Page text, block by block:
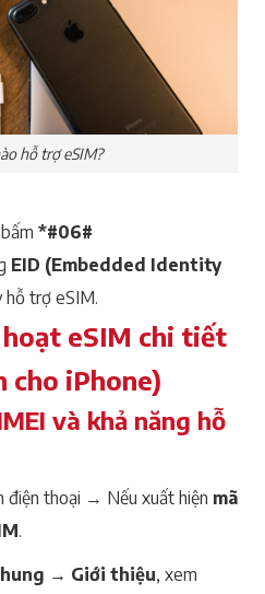
hỗ trợ eSIM?
*#06#
EID (Embedded Identity
hỗ trợ eSIM.
eSIM chi tiết
cho iPhone)
và khả năng hỗ
điện thoại → Nếu xuất hiện mã
.
→ Giới thiệu, xem